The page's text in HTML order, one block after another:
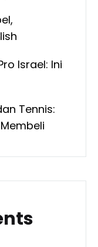
Israel: Ini
Tennis: